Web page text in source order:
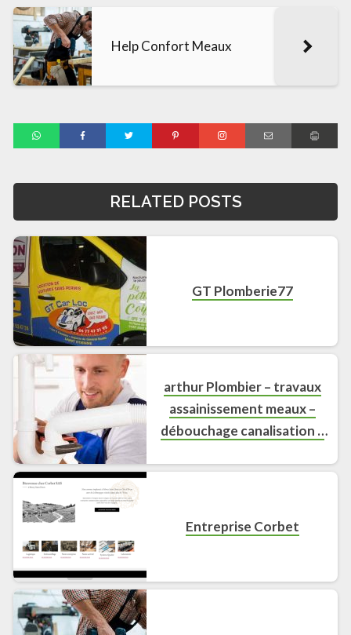
Help Confort Meaux
RELATED POSTS
GT Plomberie77
arthur Plombier – travaux
assainissement meaux –
débouchage canalisation –
relevage
Entreprise Corbet